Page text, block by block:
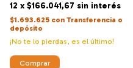
12 x $166.041,67 sin interés
$1.693.625 con Transferencia o
depósito
¡No te lo pierdas, es el último!